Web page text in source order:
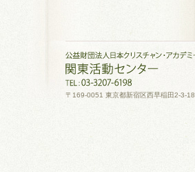
〒169-0051 東京都新宿区西早稲田2-3-18